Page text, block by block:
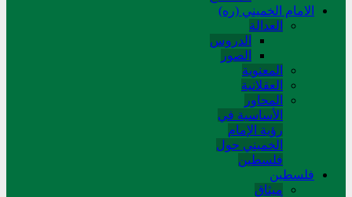
الامام الخميني (ره)
العدالة
الدروس
الصور
المعنوية
العقلانية
المحاور
الأساسیة في
رؤیة الإمام
الخمیني حول
فلسطین
فلسطین
میثاق